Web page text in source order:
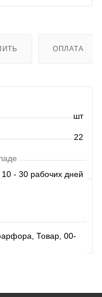
ОПЛАТА
шт
22
10 - 30 рабочих дней
Товар, 00-